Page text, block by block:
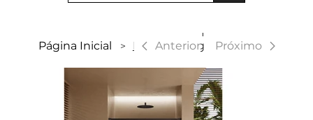
Página Inicial > Desna 2P Ng
Anterior Próximo